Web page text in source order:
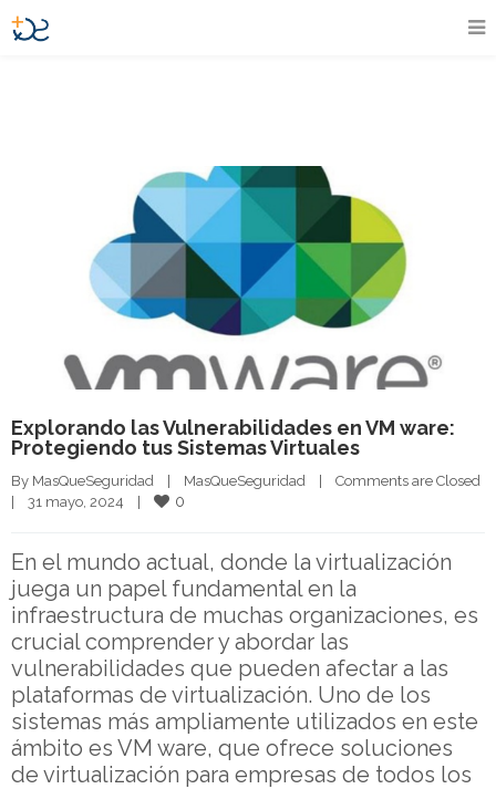
Explorando las Vulnerabilidades en VM ware:
Protegiendo tus Sistemas Virtuales
By MasQueSeguridad | MasQueSeguridad |
Comments are Closed
|
31 mayo, 2024 | 0
En el mundo actual, donde la virtualización
juega un papel fundamental en la
infraestructura de muchas organizaciones, es
crucial comprender y abordar las
vulnerabilidades que pueden afectar a las
plataformas de virtualización. Uno de los
sistemas más ampliamente utilizados en este
ámbito es VM ware, que ofrece soluciones
de virtualización para empresas de todos los